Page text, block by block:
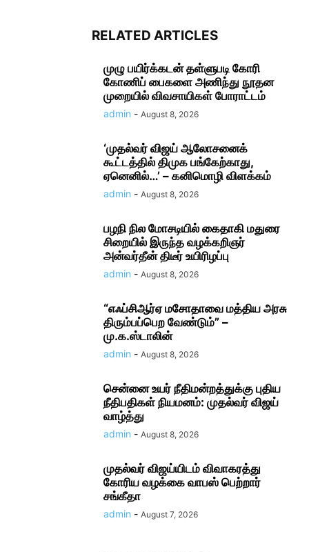
RELATED ARTICLES
முழு பயிர்க்கடன் தள்ளுபடி கோரி
கோணிப் பைகளை அணிந்து நூதன
முறையில் விவசாயிகள் போராட்டம்
admin - August 8, 2026
‘முதல்வர் விஜய் ஆலோசனைக்
கூட்டத்தில் திமுக பங்கேற்காது,
ஏனெனில்…’ – கனிமொழி விளக்கம்
admin - August 8, 2026
பழநி நில மோசடியில் கைதாகி மதுரை
சிறையில் இருந்த வழக்கறிஞர்
அன்வர்தீன் திடீர் உயிரிழப்பு
admin - August 8, 2026
“எஃப்சிஆர்ஏ மசோதாவை மத்திய அரசு
திரும்பப்பெற வேண்டும்” –
மு.க.ஸ்டாலின்
admin - August 8, 2026
சென்னை உயர் நீதிமன்றத்துக்கு புதிய
நீதிபதிகள் நியமனம்: முதல்வர் விஜய்
வாழ்த்து
admin - August 8, 2026
முதல்வர் விஜய்யிடம் விவாகரத்து
கோரிய வழக்கை வாபஸ் பெற்றார்
சங்கீதா
admin - August 7, 2026